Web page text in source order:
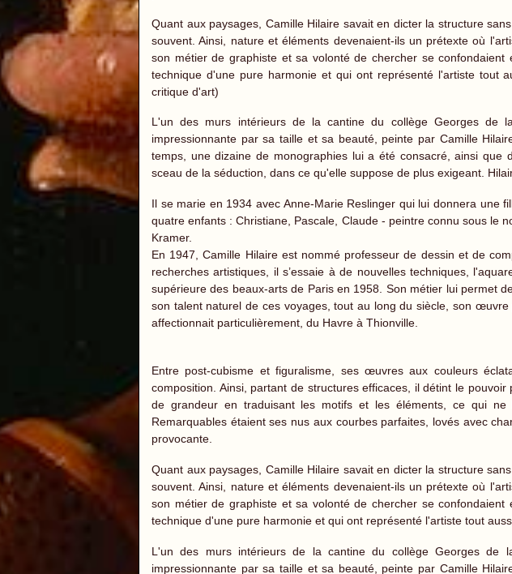
Quant aux paysages, Camille Hilaire savait en dicter la structure
souvent. Ainsi, nature et éléments devenaient-ils un prétexte où
son métier de graphiste et sa volonté de chercher se
technique d'une pure harmonie et qui ont représenté l'artiste tout
critique d'art)
L'un des murs intérieurs de la cantine du collège Georges de
impressionnante par sa taille et sa beauté, peinte par Camille
temps, une dizaine de monographies lui a été consacré, ainsi
sceau de la séduction, dans ce qu'elle suppose de plus exigeant.
Il se marie en 1934 avec Anne-Marie Reslinger qui lui donnera une
quatre enfants : Christiane, Pascale, Claude - peintre connu sous le
Kramer.
En 1947, Camille Hilaire est nommé professeur de dessin et de
recherches artistiques, il s’essaie à de nouvelles techniques,
supérieure des beaux-arts de Paris en 1958. Son métier lui permet
son talent naturel de ces voyages, tout au long du siècle, son
affectionnait particulièrement, du Havre à Thionville.
Entre post-cubisme et figuralisme, ses œuvres aux couleurs
composition. Ainsi, partant de structures efficaces, il détint le
de grandeur en traduisant les motifs et les éléments, ce qui ne
Remarquables étaient ses nus aux courbes parfaites, lovés avec
provocante.
Quant aux paysages, Camille Hilaire savait en dicter la structure
souvent. Ainsi, nature et éléments devenaient-ils un prétexte où
son métier de graphiste et sa volonté de chercher se
technique d'une pure harmonie et qui ont représenté l'artiste tout
L'un des murs intérieurs de la cantine du collège Georges de
impressionnante par sa taille et sa beauté, peinte par Camille